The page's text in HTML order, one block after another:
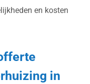
en kosten
in